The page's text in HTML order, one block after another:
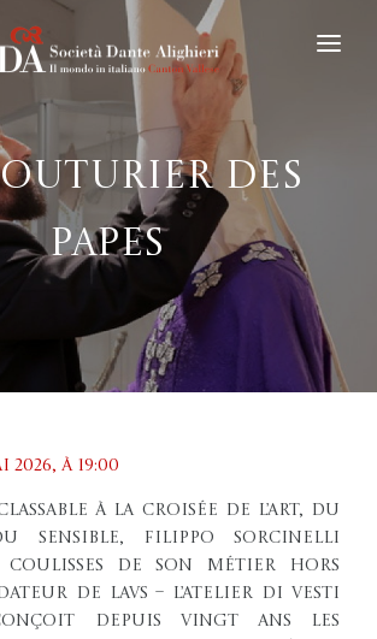
?
des
Papes
2026, À 19:00
à la croisée de l’art, du
sensible, Filippo Sorcinelli
coulisses de son métier hors
de LAVS – L’Atelier di Vesti
depuis vingt ans les